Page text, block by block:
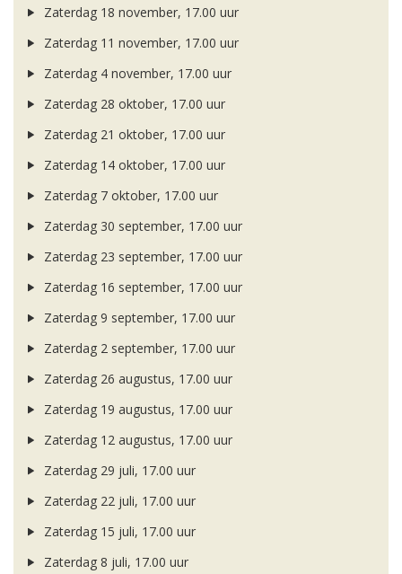
Zaterdag 18 november, 17.00 uur
Zaterdag 11 november, 17.00 uur
Zaterdag 4 november, 17.00 uur
Zaterdag 28 oktober, 17.00 uur
Zaterdag 21 oktober, 17.00 uur
Zaterdag 14 oktober, 17.00 uur
Zaterdag 7 oktober, 17.00 uur
Zaterdag 30 september, 17.00 uur
Zaterdag 23 september, 17.00 uur
Zaterdag 16 september, 17.00 uur
Zaterdag 9 september, 17.00 uur
Zaterdag 2 september, 17.00 uur
Zaterdag 26 augustus, 17.00 uur
Zaterdag 19 augustus, 17.00 uur
Zaterdag 12 augustus, 17.00 uur
Zaterdag 29 juli, 17.00 uur
Zaterdag 22 juli, 17.00 uur
Zaterdag 15 juli, 17.00 uur
Zaterdag 8 juli, 17.00 uur